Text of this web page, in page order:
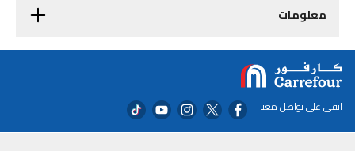
معلومات
ابقى على تواصل معنا